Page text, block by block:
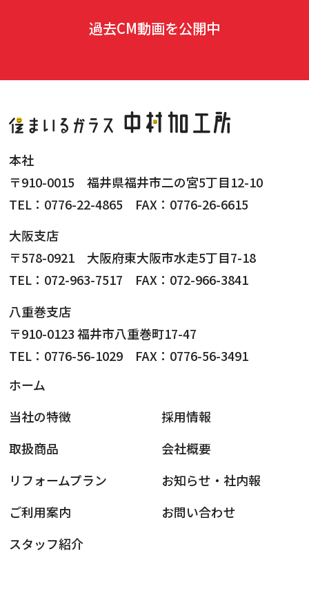
過去CM動画を公開中
本社
〒910-0015 福井県福井市二の宮5丁目12-10
TEL：0776-22-4865 FAX：0776-26-6615
大阪支店
〒578-0921 大阪府東大阪市水走5丁目7-18
TEL：072-963-7517 FAX：072-966-3841
八重巻支店
〒910-0123 福井市八重巻町17-47
TEL：0776-56-1029 FAX：0776-56-3491
ホーム
当社の特徴
取扱商品
リフォームプラン
ご利用案内
スタッフ紹介
採用情報
会社概要
お知らせ・社内報
お問い合わせ